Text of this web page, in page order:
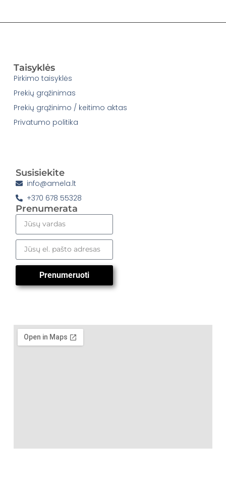
Taisyklės
Pirkimo taisyklės
Prekių grąžinimas
Prekių grąžinimo / keitimo aktas
Privatumo politika
Susisiekite
info@amela.lt
+370 678 55328
Prenumerata
Prenumeruoti